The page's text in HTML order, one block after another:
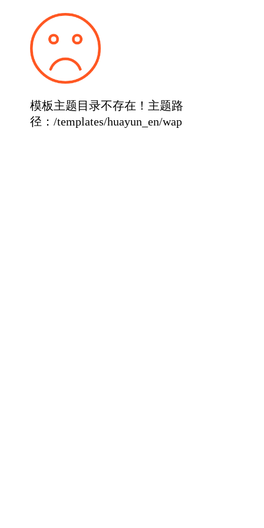
模板主题目录不存在！主题路
径：/templates/huayun_en/wap